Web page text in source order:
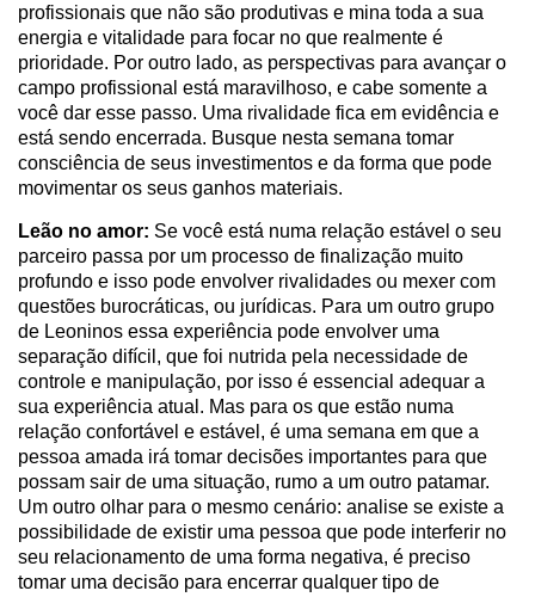
profissionais que não são produtivas e mina toda a sua
energia e vitalidade para focar no que realmente é
prioridade. Por outro lado, as perspectivas para avançar o
campo profissional está maravilhoso, e cabe somente a
você dar esse passo. Uma rivalidade fica em evidência e
está sendo encerrada. Busque nesta semana tomar
consciência de seus investimentos e da forma que pode
movimentar os seus ganhos materiais.
Leão no amor: Se você está numa relação estável o seu
parceiro passa por um processo de finalização muito
profundo e isso pode envolver rivalidades ou mexer com
questões burocráticas, ou jurídicas. Para um outro grupo
de Leoninos essa experiência pode envolver uma
separação difícil, que foi nutrida pela necessidade de
controle e manipulação, por isso é essencial adequar a
sua experiência atual. Mas para os que estão numa
relação confortável e estável, é uma semana em que a
pessoa amada irá tomar decisões importantes para que
possam sair de uma situação, rumo a um outro patamar.
Um outro olhar para o mesmo cenário: analise se existe a
possibilidade de existir uma pessoa que pode interferir no
seu relacionamento de uma forma negativa, é preciso
tomar uma decisão para encerrar qualquer tipo de